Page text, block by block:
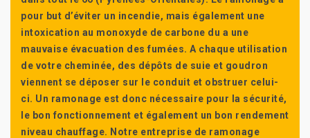
pour but d’éviter un incendie, mais également une
intoxication au monoxyde de carbone du a une
mauvaise évacuation des fumées. A chaque utilisation
de votre cheminée, des dépôts de suie et goudron
viennent se déposer sur le conduit et obstruer celui-
ci. Un ramonage est donc nécessaire pour la sécurité,
le bon fonctionnement et également un bon rendement
niveau chauffage. Notre entreprise de ramonage